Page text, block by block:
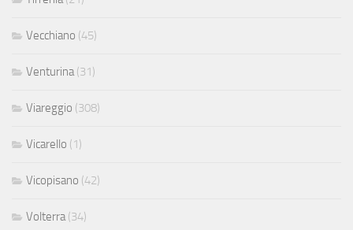
Vecchiano (45)
Venturina (31)
Viareggio (308)
Vicarello (1)
Vicopisano (42)
Volterra (34)